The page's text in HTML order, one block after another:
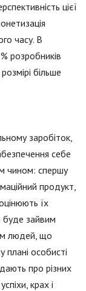
цієї
часу. В
розробників
більше
заробіток,
себе
чином: спершу
продукт,
їх
буде зайвим
людей, що
плані особисті
про різних
крах і